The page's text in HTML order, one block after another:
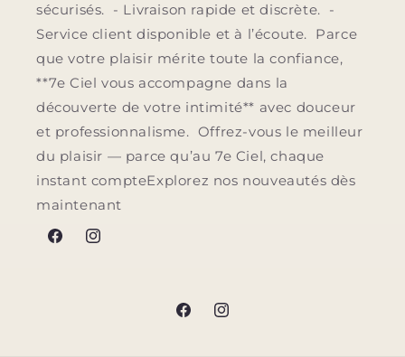
sécurisés. - Livraison rapide et discrète. -
Service client disponible et à l’écoute. Parce
que votre plaisir mérite toute la confiance,
**7e Ciel vous accompagne dans la
découverte de votre intimité** avec douceur
et professionnalisme. Offrez-vous le meilleur
du plaisir — parce qu’au 7e Ciel, chaque
instant compteExplorez nos nouveautés dès
maintenant
FacebookInstagram
FacebookInstagram